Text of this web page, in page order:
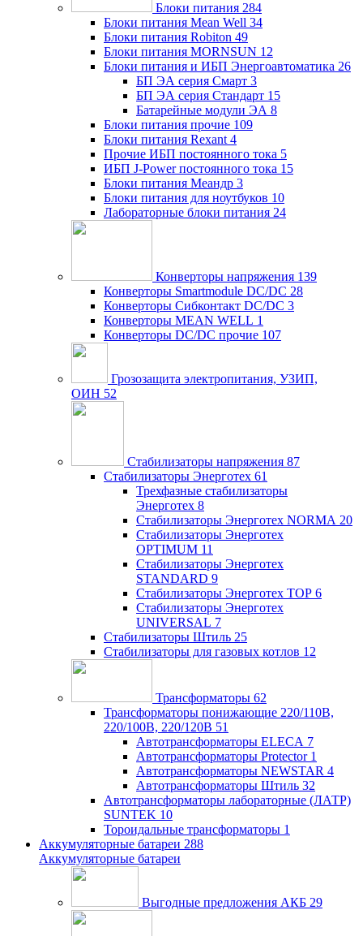
Блоки питания 284
Блоки питания Mean Well 34
Блоки питания Robiton 49
Блоки питания MORNSUN 12
Блоки питания и ИБП Энергоавтоматика 26
БП ЭА серия Смарт 3
БП ЭА серия Стандарт 15
Батарейные модули ЭА 8
Блоки питания прочие 109
Блоки питания Rexant 4
Прочие ИБП постоянного тока 5
ИБП J-Power постоянного тока 15
Блоки питания Меандр 3
Блоки питания для ноутбуков 10
Лабораторные блоки питания 24
Конверторы напряжения 139
Конверторы Smartmodule DC/DC 28
Конверторы Сибконтакт DC/DC 3
Конверторы MEAN WELL 1
Конверторы DC/DC прочие 107
Грозозащита электропитания, УЗИП,
ОИН 52
Стабилизаторы напряжения 87
Стабилизаторы Энерготех 61
Трехфазные стабилизаторы
Энерготех 8
Стабилизаторы Энерготех NORMA 20
Стабилизаторы Энерготех
OPTIMUM 11
Стабилизаторы Энерготех
STANDARD 9
Стабилизаторы Энерготех TOP 6
Стабилизаторы Энерготех
UNIVERSAL 7
Стабилизаторы Штиль 25
Стабилизаторы для газовых котлов 12
Трансформаторы 62
Трансформаторы понижающие 220/110В,
220/100В, 220/120В 51
Автотрансформаторы ELECA 7
Автотрансформаторы Protector 1
Автотрансформаторы NEWSTAR 4
Автотрансформаторы Штиль 32
Автотрансформаторы лабораторные (ЛАТР)
SUNTEK 10
Тороидальные трансформаторы 1
Аккумуляторные батареи 288
Аккумуляторные батареи
Выгодные предложения АКБ 29